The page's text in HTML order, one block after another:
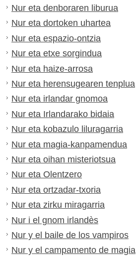
Nur eta denboraren liburua
Nur eta dortoken uhartea
Nur eta espazio-ontzia
Nur eta etxe sorgindua
Nur eta haize-arrosa
Nur eta herensugearen tenplua
Nur eta irlandar gnomoa
Nur eta Irlandarako bidaia
Nur eta kobazulo liluragarria
Nur eta magia-kanpamendua
Nur eta oihan misteriotsua
Nur eta Olentzero
Nur eta ortzadar-txoria
Nur eta zirku miragarria
Nur i el gnom irlandès
Nur y el baile de los vampiros
Nur y el campamento de magia